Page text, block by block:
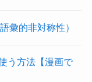
彙的非対称性）
う方法【漫画で